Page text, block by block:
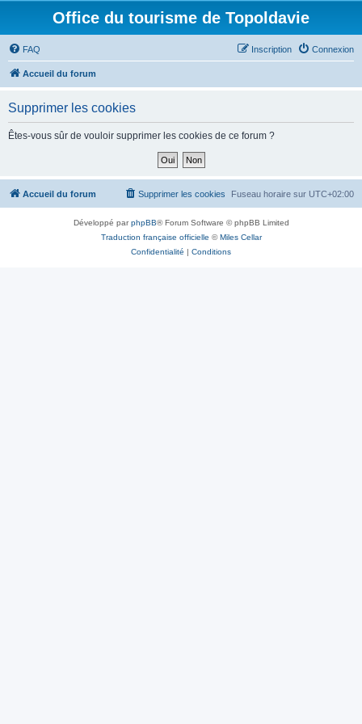
Office du tourisme de Topoldavie
FAQ Connexion
Inscription
Accueil du forum
Supprimer les cookies
Êtes-vous sûr de vouloir supprimer les cookies de ce forum ?
Accueil du forum Fuseau horaire sur UTC+02:00
Supprimer les cookies
Développé parphpBB® Forum Software © phpBB Limited
Traduction française officielle ©Miles Cellar
Confidentialité | Conditions